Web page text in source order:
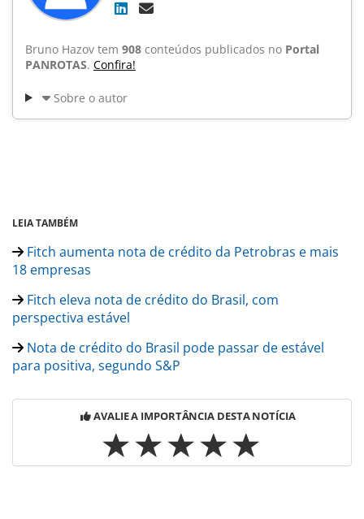
Bruno Hazov tem 908 conteúdos publicados no Portal
PANROTAS. Confira!
Sobre o autor
LEIA TAMBÉM
Fitch aumenta nota de crédito da Petrobras e mais
18 empresas
Fitch eleva nota de crédito do Brasil, com
perspectiva estável
Nota de crédito do Brasil pode passar de estável
para positiva, segundo S&P
AVALIE A IMPORTÂNCIA DESTA NOTÍCIA